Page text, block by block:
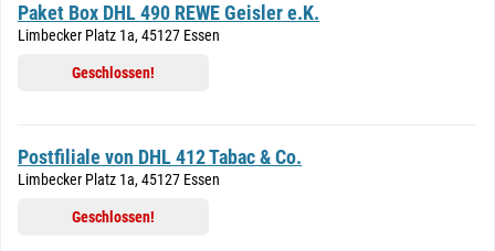
Paket Box DHL 490 REWE Geisler e.K.
Limbecker Platz 1a, 45127 Essen
Geschlossen!
Postfiliale von DHL 412 Tabac & Co.
Limbecker Platz 1a, 45127 Essen
Geschlossen!